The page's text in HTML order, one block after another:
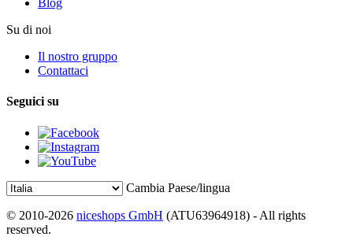
Blog
Su di noi
Il nostro gruppo
Contattaci
Seguici su
Cambia Paese/lingua
© 2010-2026 niceshops GmbH (ATU63964918) - All rights
reserved.